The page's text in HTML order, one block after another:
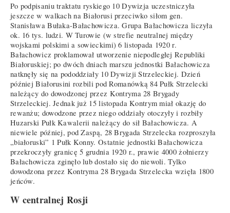
Po podpisaniu traktatu ryskiego 10 Dywizja uczestniczyła
jeszcze w walkach na Białorusi przeciwko siłom gen.
Stanisława Bułaka-Bałachowicza. Grupa Bałachowicza liczyła
ok. 16 tys. ludzi. W Turowie (w strefie neutralnej między
wojskami polskimi a sowieckimi) 6 listopada 1920 r.
Bałachowicz proklamował utworzenie niepodległej Republiki
Białoruskiej; po dwóch dniach marszu jednostki Bałachowicza
natknęły się na pododdziały 10 Dywizji Strzeleckiej. Dzień
później Białorusini rozbili pod Romanówką 84 Pułk Strzelecki
należący do dowodzonej przez Kontryma 28 Brygady
Strzeleckiej. Jednak już 15 listopada Kontrym miał okazję do
rewanżu; dowodzone przez niego oddziały otoczyły i rozbiły
Huzarski Pułk Kawalerii należący do sił Bałachowicza. A
niewiele później, pod Zaspą, 28 Brygada Strzelecka rozproszyła
„białoruski” 1 Pułk Konny. Ostatnie jednostki Bałachowicza
przekroczyły granicę 5 grudnia 1920 r., prawie 4000 żołnierzy
Bałachowicza zginęło lub dostało się do niewoli. Tylko
dowodzona przez Kontryma 28 Brygada Strzelecka wzięła 1800
jeńców.
W centralnej Rosji